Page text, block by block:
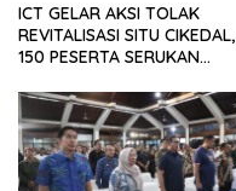
ICT GELAR AKSI TOLAK
REVITALISASI SITU CIKEDAL,
150 PESERTA SERUKAN